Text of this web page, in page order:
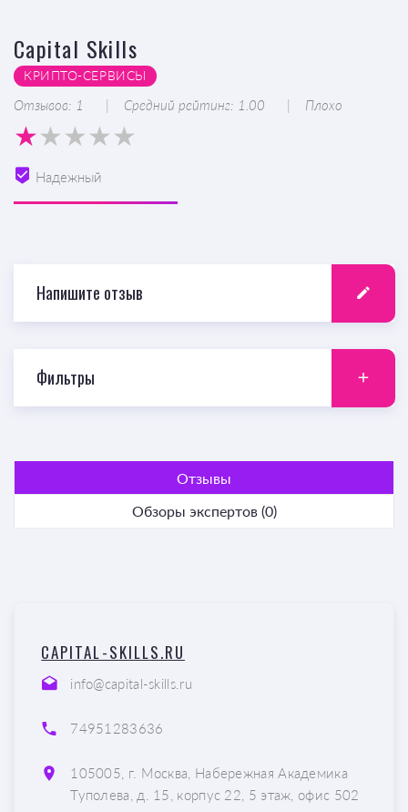
Capital Skills
КРИПТО-CЕРВИСЫ
Отзывов: 1 Средний рейтинг: 1.00 Плохо
Надежный
Напишите отзыв
Фильтры
Отзывы
Обзоры экспертов (0)
CAPITAL-SKILLS.RU
info@capital-skills.ru
74951283636
105005, г. Москва, Набережная Академика
Туполева, д. 15, корпус 22, 5 этаж, офис 502